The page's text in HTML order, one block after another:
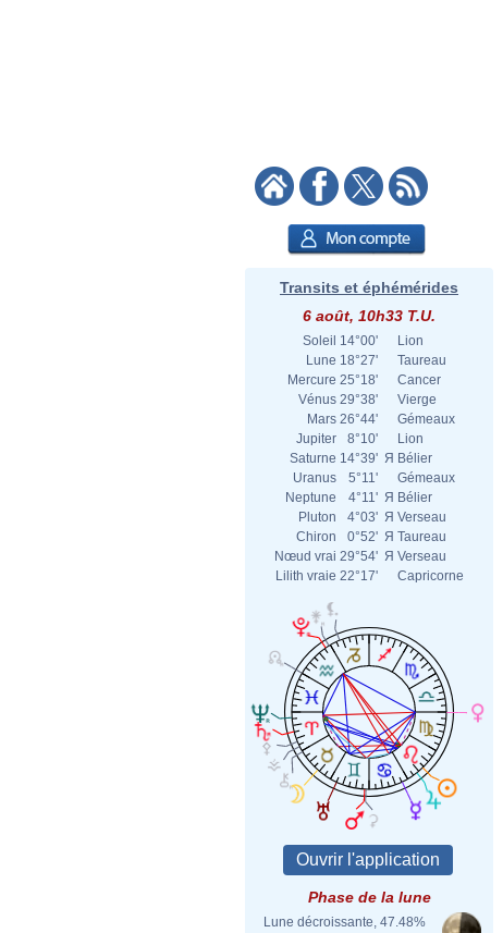
Transits et éphémérides
6 août, 10h33 T.U.
Soleil 14°00'
Lion
Lune 18°27'
Taureau
Mercure 25°18'
Cancer
Vénus 29°38'
Vierge
Mars 26°44'
Gémeaux
Jupiter
8°10'
Lion
Saturne 14°39' Я Bélier
Uranus
5°11'
Gémeaux
Neptune
4°11' Я Bélier
Pluton
4°03' Я Verseau
Chiron
0°52' Я Taureau
Nœud vrai 29°54' Я Verseau
Lilith vraie 22°17' Capricorne
Phase de la lune
Lune décroissante, 47.48%